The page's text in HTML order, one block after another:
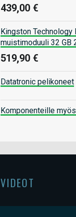
439,00 €
Kingston Technology
muistimoduuli 32 GB
519,90 €
Datatronic pelikoneet
Komponenteille
VIDEOT